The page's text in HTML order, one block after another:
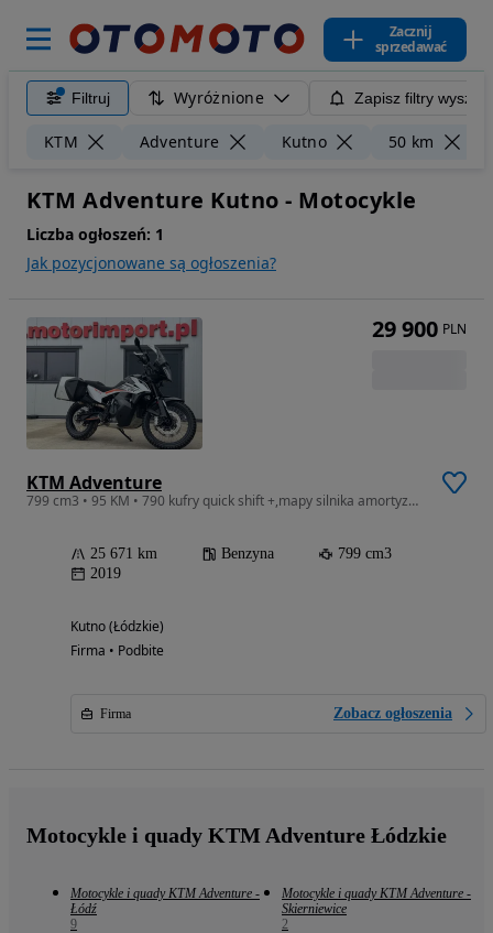
Zacznij
sprzedawać
Filtruj Wyróżnione Zapisz filtry
KTM Adventure Kutno 50 km
KTM Adventure Kutno - Motocykle
Liczba ogłoszeń: 1
Jak pozycjonowane są ogłoszenia?
KTM Adventure
799 cm3 • 95 KM • 790 kufry quick shift +,mapy silnika amortyzator skrętu Ready To Race
25 671 km Benzyna
799 cm3
2019
Kutno (Łódzkie)
Firma • Podbite
Firma Zobacz ogłoszenia
29 900 PLN
Motocykle i quady KTM Adventure Łódzkie
Motocykle i quady KTM Adventure -
Łódź
9
Motocykle i quady KTM Adventure -
Skierniewice
2